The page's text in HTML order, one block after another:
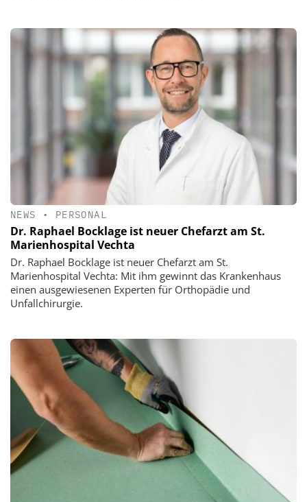
NEWS • PERSONAL
Dr. Raphael Bocklage ist neuer Chefarzt am St.
Marienhospital Vechta
Dr. Raphael Bocklage ist neuer Chefarzt am St.
Marienhospital Vechta: Mit ihm gewinnt das Krankenhaus
einen ausgewiesenen Experten für Orthopädie und
Unfallchirurgie.